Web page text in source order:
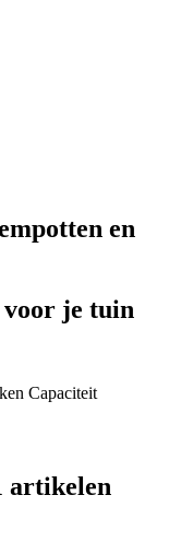
en
voor je tuin
Capaciteit
artikelen